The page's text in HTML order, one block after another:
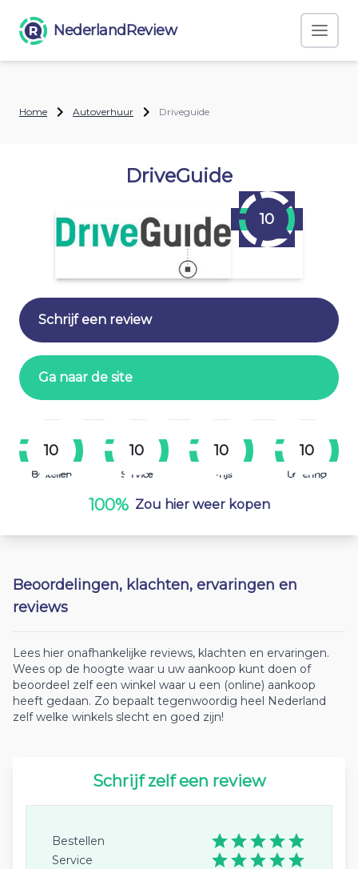
NederlandReview
Home Autoverhuur Driveguide
DriveGuide
10
Schrijf een review
Ga naar de site
10
Bestellen
10
Service
10
Prijs
10
Levering
100% Zou hier weer kopen
Beoordelingen, klachten, ervaringen en
reviews
Lees hier onafhankelijke reviews, klachten en ervaringen.
Wees op de hoogte waar u uw aankoop kunt doen of
beoordeel zelf een winkel waar u een (online) aankoop
heeft gedaan. Zo bepaalt tegenwoordig heel Nederland
zelf welke winkels slecht en goed zijn!
Schrijf zelf een review
Bestellen
Service